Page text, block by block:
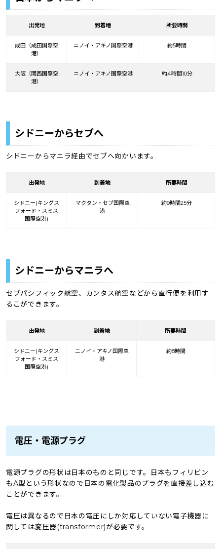
出発地 到着地 所要時間
成田（成田国際空
港）
ニノイ・アキノ国際空港 約5時間
大阪（関西国際空
港）
ニノイ・アキノ国際空港 約4時間10分
シドニーからセブへ
シドニーからマニラ経由でセブへ向かいます。
出発地 到着地 所要時間
シドニー(キングス
フォード・スミス
国際空港)
マクタン・セブ国際空
港
約9時間25分
シドニーからマニラへ
セブパシフィック航空、カンタス航空などから直行便を利用す
るこができます。
出発地 到着地 所要時間
シドニー(キングス
フォード・スミス
国際空港)
ニノイ・アキノ国際空
港
約8時間
電圧・電源プラグ
電源プラグの形状は日本のものと同じです。日本もフィリピン
もA型という形状なので日本の電化製品のプラグを直接差し込む
ことができます。
電圧は異なるので日本の電圧にしか対応していない電子機器に
関しては変圧器(transformer)が必要です。